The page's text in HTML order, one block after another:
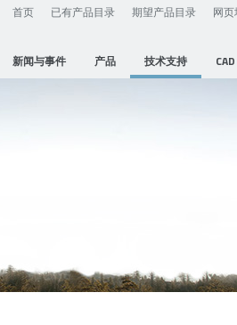
首页 已有产品目录 期望产品目录 网页
新闻与事件 产品 技术支持